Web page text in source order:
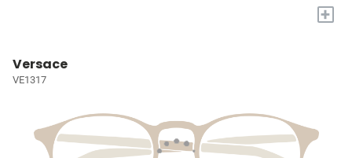
+
Versace
VE1317